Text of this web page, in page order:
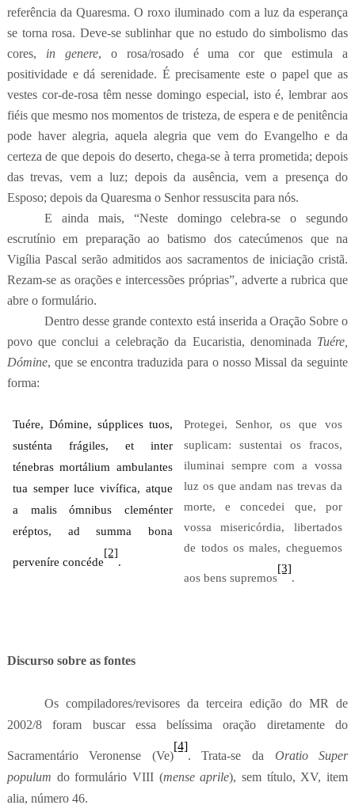
referência da Quaresma. O roxo iluminado com a luz da esperança
se torna rosa. Deve-se sublinhar que no estudo do simbolismo das
cores, in genere, o rosa/rosado é uma cor que estimula a
positividade e dá serenidade. É precisamente este o papel que as
vestes cor-de-rosa têm nesse domingo especial, isto é, lembrar aos
fiéis que mesmo nos momentos de tristeza, de espera e de penitência
pode haver alegria, aquela alegria que vem do Evangelho e da
certeza de que depois do deserto, chega-se à terra prometida; depois
das trevas, vem a luz; depois da ausência, vem a presença do
Esposo; depois da Quaresma o Senhor ressuscita para nós.
E ainda mais, “Neste domingo celebra-se o segundo
escrutínio em preparação ao batismo dos catecúmenos que na
Vigília Pascal serão admitidos aos sacramentos de iniciação cristã.
Rezam-se as orações e intercessões próprias”, adverte a rubrica que
abre o formulário.
Dentro desse grande contexto está inserida a Oração Sobre o
povo que conclui a celebração da Eucaristia, denominada Tuére,
Dómine, que se encontra traduzida para o nosso Missal da seguinte
forma:
Tuére, Dómine, súpplices tuos,
susténta frágiles,
et inter
ténebras mortálium ambulantes
tua semper luce vivífica, atque
a malis ómnibus cleménter
eréptos,
ad summa bona
perveníre concéde
[2]
.
Protegei, Senhor, os que vos
suplicam: sustentai os fracos,
iluminai sempre com a vossa
luz os que andam nas trevas da
morte, e concedei que, por
vossa misericórdia, libertados
de todos os males, cheguemos
aos bens supremos
[3]
.
Discurso sobre as fontes
Os compiladores/revisores da terceira edição do MR de
2002/8 foram buscar essa belíssima oração diretamente do
Sacramentário Veronense (Ve)
[4]
. Trata-se da Oratio Super
populum do formulário VIII (mense aprile), sem título, XV, item
alia, número 46.